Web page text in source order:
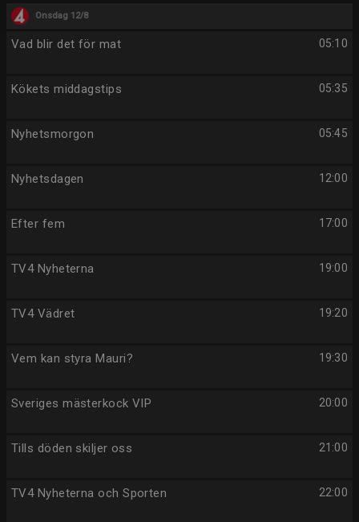
Onsdag 12/8
05:10
Vad blir det för mat
05:35
Kökets middagstips
05:45
Nyhetsmorgon
12:00
Nyhetsdagen
17:00
Efter fem
19:00
TV4 Nyheterna
19:20
TV4 Vädret
19:30
Vem kan styra Mauri?
20:00
Sveriges mästerkock VIP
21:00
Tills döden skiljer oss
22:00
TV4 Nyheterna och Sporten